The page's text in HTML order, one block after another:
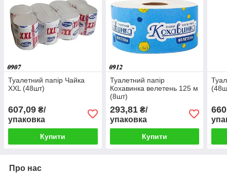
Туалетний папір Чайка
ХХL (48шт)
607,09 ₴/
упаковка
Купити
Туалетний папір
Кохавинка велетень 125 м
(8шт)
293,81₴/
упаковка
Купити
Про нас